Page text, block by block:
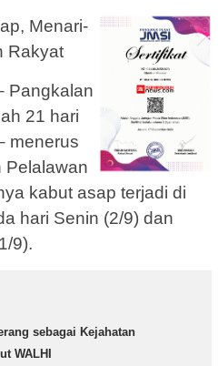
Menari-
Rakyat
Pangkalan
21 hari
menerus
Pelalawan
kabut asap terjadi di
hari Senin (2/9) dan
9).
sebagai Kejahatan
WALHI